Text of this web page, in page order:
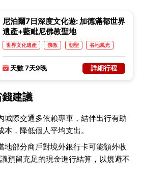
尼泊爾7日深度文化遊: 加德滿都世界
遺產+藍毗尼佛教聖地
世界文化遺產 佛教 朝聖
谷地風光
建築
天數 7天9晚 詳細行程
建議
城際交通多依賴專車，結伴出行有助
，降低個人平均支出。
地部分商戶對境外銀行卡可能額外收
預留充足的現金進行結算，以規避不